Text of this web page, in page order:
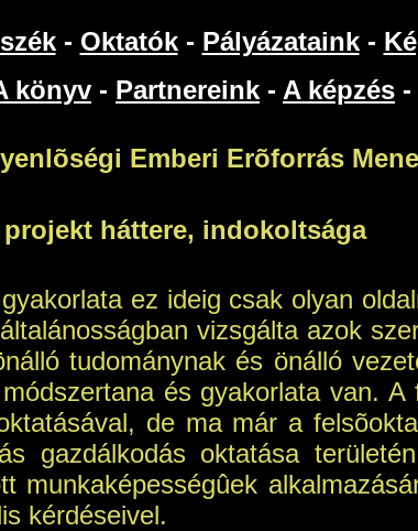
- Oktatók - Pályázataink -
könyv - Partnereink - A képzés -
Emberi Erõforrás
projekt háttere, indokoltsága
ez ideig csak olyan
vizsgálta azok
tudománynak és önálló
és gyakorlata van.
de ma már a
gazdálkodás oktatása
munkaképességûek
kérdéseivel.